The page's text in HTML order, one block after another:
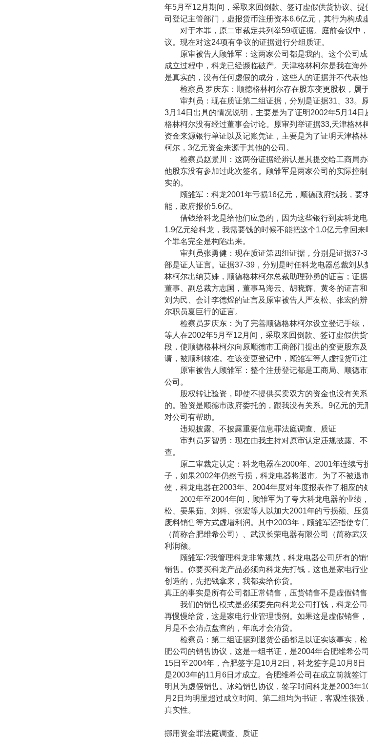
年5月至12 月期间，采取来回倒款、签订虚假供货协议、
司登记主管部门，虚报货币注册资本6.6亿元，其行为构成
对于本罪，原二审裁定共列举59项证据。庭前会议中
议。现在对这24项有争议的证据进行分组质证。
原审被告人顾雏军：这两家公司都是我的。这个公司
成立过程中，科龙已经濒临破产。天津格林柯尔是我在海
是真实的，没有任何虚假的成分，这些人的证据并不代表他
检察员 罗庆东：顺德格林柯尔存在股东变更股权，属
审判员：现在质证第二组证据，分别是证据31 33。
3月 14日出具的情况说明，主要是为了证明2002年5月 14日
格林柯尔没有经过董事会讨论。原审列举证据33,天津格林
资金来源银行单证以及记账凭证，主要是为了证明天津格
柯尔， 3亿元资金来源于其他的公司。
检察员赵景川：这两份证据经辨认是其提交给工商局
他股东没有参加过此次签名。顾雏军是两家公司的实际控
实的。
顾雏军：科龙2001年亏损16亿元，顺德政府找我，要
能，政府报价5.6亿。
借钱给科龙是给他们应急的，因为这些银行到卖科龙
1.9亿元给科龙，我需要钱的时候不能把这个1.0亿元拿回来
个罪名完全是构陷出来。
审判员张勇健：现在质证第四组证据，分别是证据37-
部是证人证言。证据37-39 ，分别是时任科龙电器总裁刘
林柯尔出纳莫姝，顺德格林柯尔总裁助理孙勇的证言；证据
董事、副总裁方志国，董事马海云、胡晓辉、黄冬的证言
刘为民、会计李德煜的证言及原审被告人严友松、张宏的
尔职员夏巨行的证言。
检察员罗庆东：为了完善顺德格林柯尔设立登记手续
等人在2002年5月至12 月间，采取来回倒款、签订虚假供
段，使顺德格林柯尔向原顺德市工商部门提出的变更股东
请，被顺利核准。在该变更登记中，顾雏军等人虚报货币
原审被告人顾雏军：整个注册登记都是工商局、顺德
公司。
股权转让验资，即使不提供买卖双方的资金也没有关
的。验资是顺德市政府委托的，跟我没有关系。 9亿元的无
对公司有帮助。
违规披露、不披露重要信息罪法庭调查、质证
审判员罗智勇：现在由我主持对原审认定违规披露、
查。
原二审裁定认定：科龙电器在2000年、 2001年连续亏
子，如果2002年仍然亏损，科龙电器将退市。为了不被退
使，科龙电器在2003年、 2004年度对年度报表作了相应的
2002年至2004年间，顾雏军为了夸大科龙电器的业绩
松、晏果茹、刘科、张宏等人以加大2001年的亏损额、压
废料销售等方式虚增利润。其中2003年，顾雏军还指使专
（简称合肥维希公司）、武汉长荣电器有限公司（简称武
利润额。
顾雏军:?我管理科龙非常规范，科龙电器公司所有的
销售。你要买科龙产品必须向科龙先打钱，这也是家电行
创造的，先把钱拿来，我都卖给你货。
真正的事实是所有公司都正常销售，压货销售不是虚假销售
我们的销售模式是必须要先向科龙公司打钱，科龙公
再慢慢给货，这是家电行业管理惯例。如果这是虚假销售
月是不会清点盘查的，年底才会清货。
检察员：第二组证据到退货公函都足以证实该事实，
肥公司的销售协议，这是一组书证，是2004年合肥维希公
15日至2004年，合肥签字是10月 2 日，科龙签字是10月 8
是2003年的11 月 6日才成立。合肥维希公司在成立前就签
明其为虚假销售。冰箱销售协议，签字时间科龙是2003年
月 2 日均明显超过成立时间。第二组均为书证，客观性很
真实性。
挪用资金罪法庭调查、质证